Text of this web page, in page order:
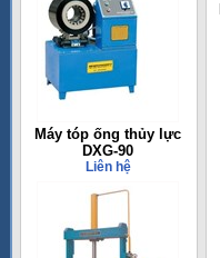
Máy tóp ống thủy lực
DXG-90
Liên hệ